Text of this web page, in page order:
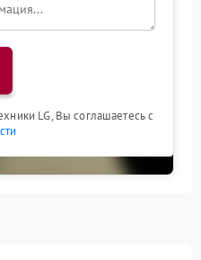
LG, Вы соглашаетесь с